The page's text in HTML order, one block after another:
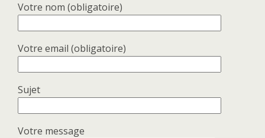
Votre nom (obligatoire)
Votre email (obligatoire)
Sujet
Votre message